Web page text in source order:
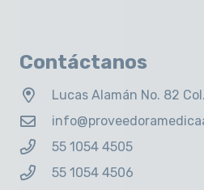
Contáctanos
Lucas Alamán No. 82
55 1054 4505
55 1054 4506